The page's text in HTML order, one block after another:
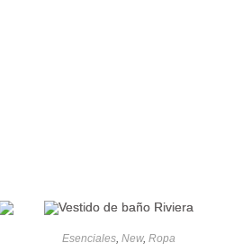
Esenciales, New, Ropa